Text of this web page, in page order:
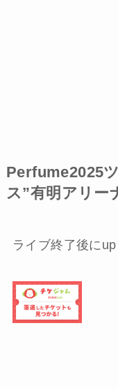
Perfume2025
ス”有明アリー
ライブ終了後にup